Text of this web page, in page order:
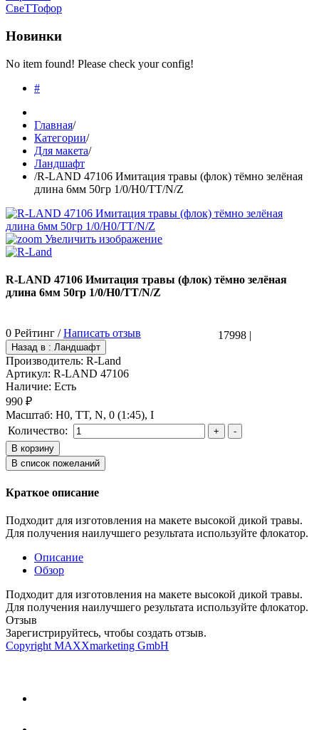
СвеТТофор
Новинки
No item found! Please check your config!
#
Главная/
Категории/
Для макета/
Ландшафт
/R-LAND 47106 Имитация травы (флок) тёмно зелёная
длина 6мм 50гр 1/0/H0/TT/N/Z
Увеличить изображение
R-LAND 47106 Имитация травы (флок) тёмно зелёная
длина 6мм 50гр 1/0/H0/TT/N/Z
17998 |
0 Рейтинг /Написать отзыв
Производитель: R-Land
Артикул: R-LAND 47106
Наличие: Есть
990 ₽
Масштаб: H0, TT, N, 0 (1:45), I
Количество:
Краткое описание
Подходит для изготовления на макете высокой дикой травы.
Для получения наилучшего результата используйте флокатор.
Описание
Обзор
Подходит для изготовления на макете высокой дикой травы.
Для получения наилучшего результата используйте флокатор.
Отзыв
Зарегистрируйтесь, чтобы создать отзыв.
Copyright MAXXmarketing GmbH